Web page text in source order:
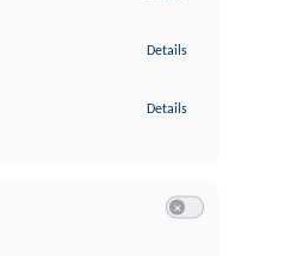
Details
Details